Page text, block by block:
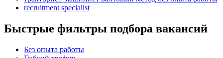
recruitment specialist
Быстрые фильтры подбора вакансий
Без опыта работы